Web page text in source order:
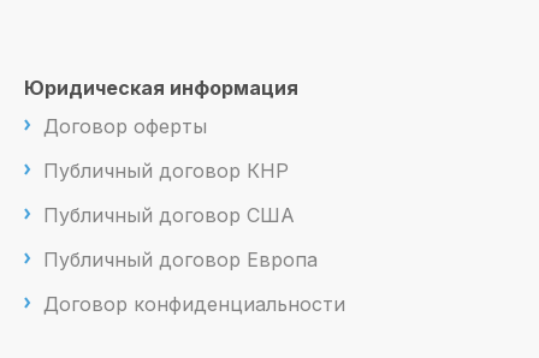
Юридическая информация
Договор оферты
Публичный договор КНР
Публичный договор США
Публичный договор Европа
Договор конфиденциальности